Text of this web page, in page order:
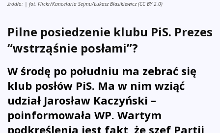
źródło: | fot. Flickr/Kancelaria Sejmu/Łukasz Błasikiewicz (CC BY 2.0)
Pilne posiedzenie klubu PiS. Prezes
“wstrząśnie posłami”?
W środę po południu ma zebrać się
klub posłów PiS. Ma w nim wziąć
udział Jarosław Kaczyński –
poinformowała WP. Wartym
podkreślenia jest fakt, że szef Partii